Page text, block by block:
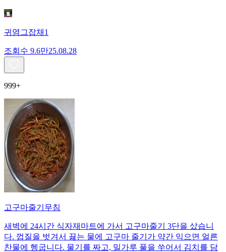
귀염그잡채1
조회수 9.6만25.08.28
999+
고구마줄기무침
새벽에 24시간 식자재마트에 가서 고구마줄기 3단을 샀습니
다. 껍질을 벗겨서 끓는 물에 고구마 줄기가 약간 익으면 얼른
찬물에 헹굽니다. 물기를 짜고, 밀가루 풀을 쑤어서 김치를 담